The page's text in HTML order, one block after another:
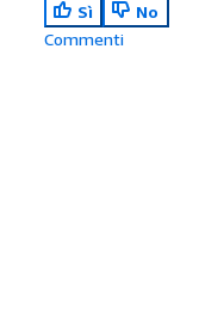
Sì
No
Commenti